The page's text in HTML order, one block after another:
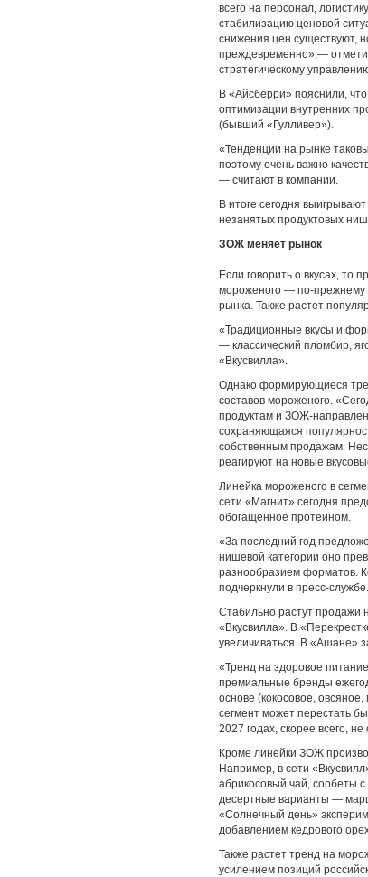
всего на персонал,
стабилизацию ценовой
снижения цен существуют,
преждевременно»,—
стратегическому
В «Айсберри» пояснили,
оптимизации внутренних
(бывший «Гулливер»).
«Тенденции на рынке
поэтому очень важно
— считают в компании.
В итоге сегодня
незанятых продуктовых
ЗОЖ меняет рынок
Если говорить о вкусах, то
мороженого — по-прежнему
рынка. Также растет
«Традиционные вкусы и
— классический пломбир,
«Вкусвилла».
Однако формирующиеся
составов мороженого.
продуктам и ЗОЖ-
сохраняющаяся
собственным продажам.
реагируют на новые
Линейка мороженого в
сети «Магнит» сегодня
обогащенное протеином.
«За последний год
нишевой категории оно
разнообразием форматов.
подчеркнули в пресс-службе.
Стабильно растут продажи
«Вкусвилла». В
увеличиваться. В «Ашане»
«Тренд на здоровое
премиальные бренды
основе (кокосовое,
сегмент может перестать
2027 годах, скорее всего,
Кроме линейки ЗОЖ
Например, в сети
абрикосовый чай, сорбеты
десертные варианты —
«Солнечный день»
добавлением кедрового
Также растет тренд на
усилением позиций